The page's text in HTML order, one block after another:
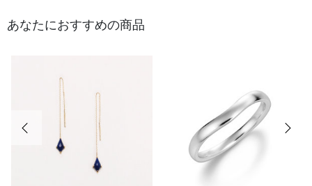
あなたにおすすめの商品